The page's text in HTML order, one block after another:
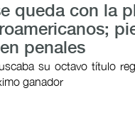
queda con la
penales
su octavo título
ganador